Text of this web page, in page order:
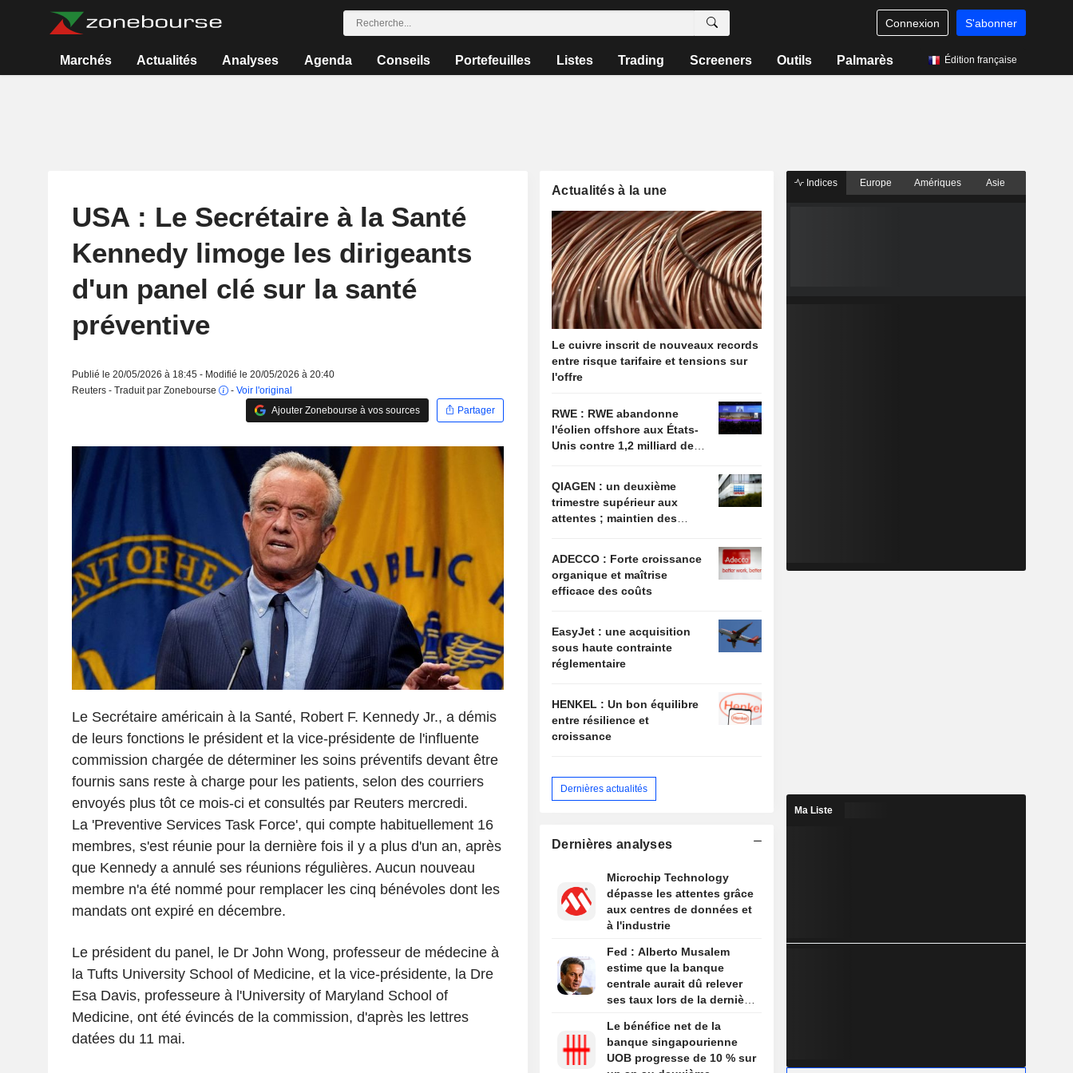
Connexion S'abonner
Marchés Actualités Analyses Agenda Conseils Portefeuilles Listes Trading Screeners Outils Palmarès Édition française
USA : Le Secrétaire à la Santé
Kennedy limoge les dirigeants
d'un panel clé sur la santé
préventive
Publié le 20/05/2026 à 18:45 - Modifié le 20/05/2026 à 20:40
Reuters - Traduit par Zonebourse
- Voir l'original
Ajouter Zonebourse à vos sources
Partager
Le Secrétaire américain à la Santé, Robert F. Kennedy Jr., a démis
de leurs fonctions le président et la vice-présidente de l'influente
commission chargée de déterminer les soins préventifs devant être
fournis sans reste à charge pour les patients, selon des courriers
envoyés plus tôt ce mois-ci et consultés par Reuters mercredi.
La 'Preventive Services Task Force', qui compte habituellement 16
membres, s'est réunie pour la dernière fois il y a plus d'un an, après
que Kennedy a annulé ses réunions régulières. Aucun nouveau
membre n'a été nommé pour remplacer les cinq bénévoles dont les
mandats ont expiré en décembre.
Le président du panel, le Dr John Wong, professeur de médecine à
la Tufts University School of Medicine, et la vice-présidente, la Dre
Esa Davis, professeure à l'University of Maryland School of
Medicine, ont été évincés de la commission, d'après les lettres
datées du 11 mai.
Actualités à la une
Le cuivre inscrit de nouveaux records
entre risque tarifaire et tensions sur
l'offre
RWE : RWE abandonne
l'éolien offshore aux États-
Unis contre 1,2 milliard de
QIAGEN : un deuxième
trimestre supérieur aux
attentes ; maintien des
ADECCO : Forte croissance
organique et maîtrise
efficace des coûts
EasyJet : une acquisition
sous haute contrainte
réglementaire
HENKEL : Un bon équilibre
entre résilience et
croissance
Dernières actualités
Dernières analyses
Microchip Technology
dépasse les attentes grâce
aux centres de données et
à l'industrie
Fed : Alberto Musalem
estime que la banque
centrale aurait dû relever
ses taux lors de la dernière
Le bénéfice net de la
banque singapourienne
UOB progresse de 10 % sur
Indices Europe Amériques Asie
Ma Liste